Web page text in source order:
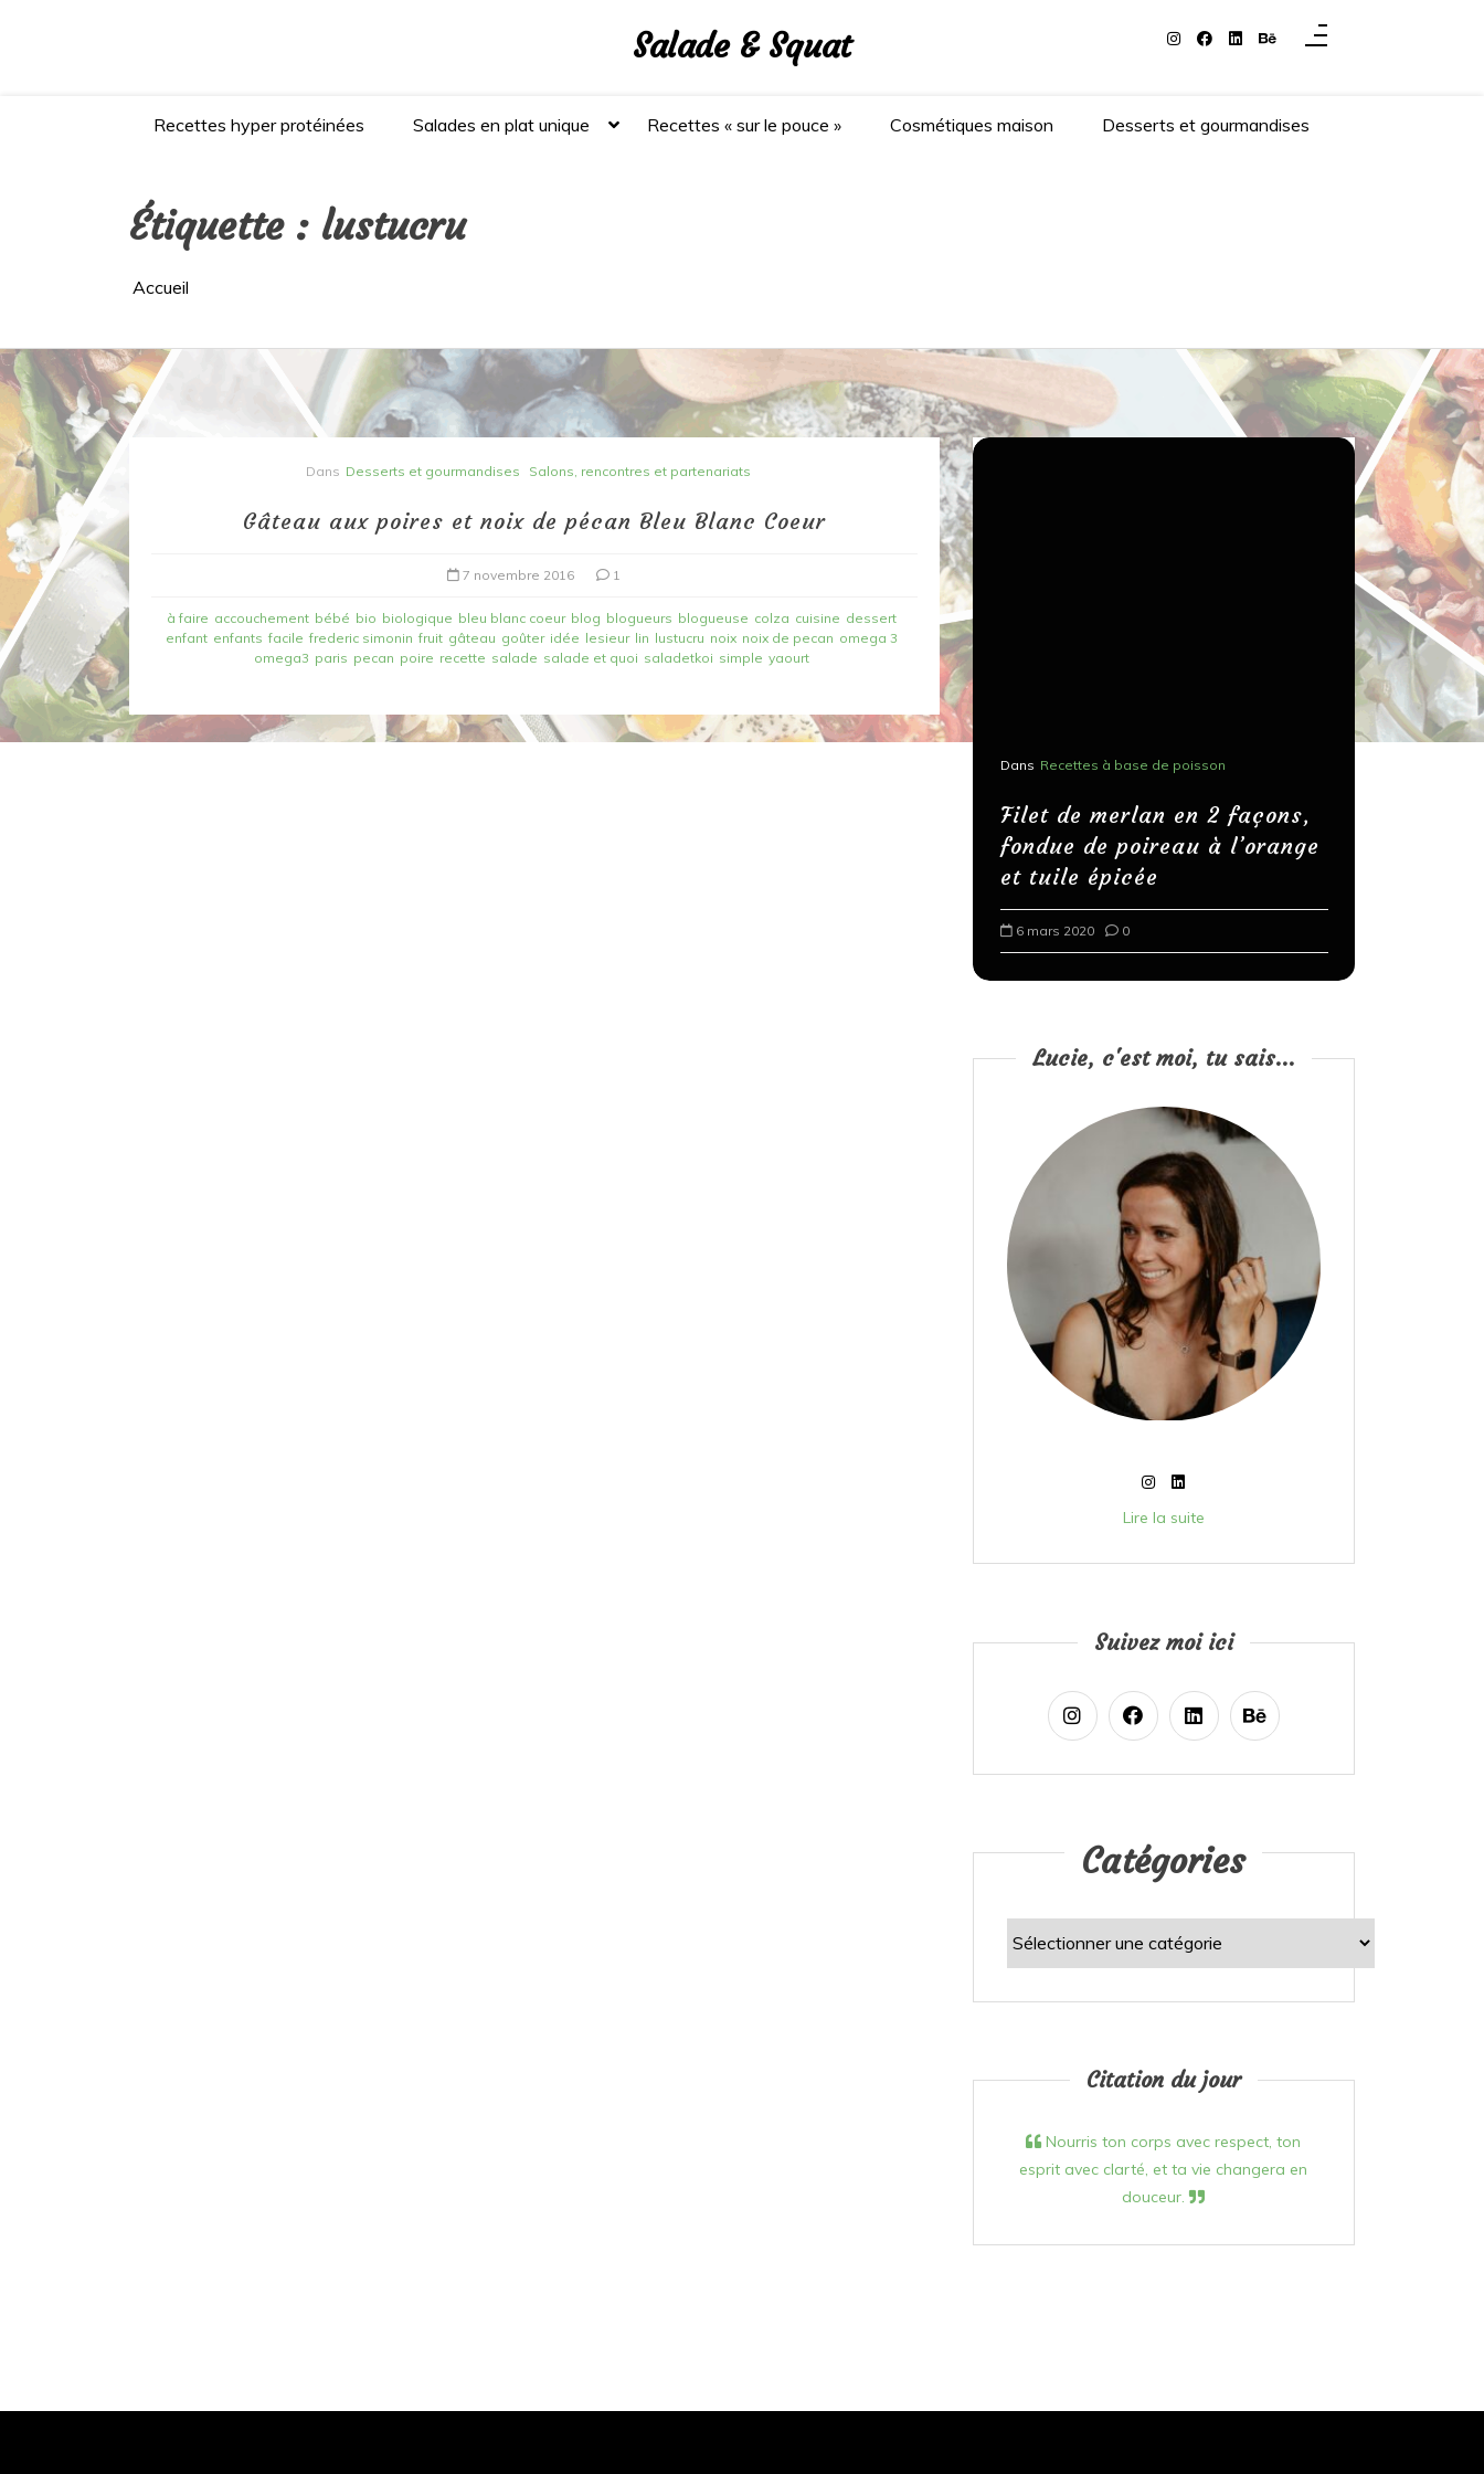
Salade & Squat
Recettes hyper protéinées Salades en plat unique Recettes « sur le pouce » Cosmétiques maison Desserts et gourmandises
Étiquette : lustucru
Accueil
Dans Desserts et gourmandises Salons, rencontres et partenariats
Gâteau aux poires et noix de pécan Bleu Blanc Coeur
7 novembre 2016 1
à faire accouchement bébé bio biologique bleu blanc coeur blog blogueurs blogueuse colza cuisine dessert
enfant enfants facile frederic simonin fruit gâteau goûter idée lesieur lin lustucru noix noix de pecan omega 3
omega3 paris pecan poire recette salade salade et quoi saladetkoi simple yaourt
Dans Recettes à base de poisson
Filet de merlan en 2 façons,
fondue de poireau à l’orange
et tuile épicée
6 mars 2020 0
Lucie, c'est moi, tu sais...
Lire la suite
Suivez moi ici
Catégories
Citation du jour
Nourris ton corps avec respect, ton
esprit avec clarté, et ta vie changera en
douceur.